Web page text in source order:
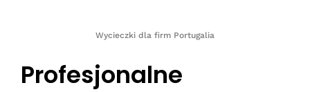
Wycieczki dla firm Portugalia
Profesjonalne